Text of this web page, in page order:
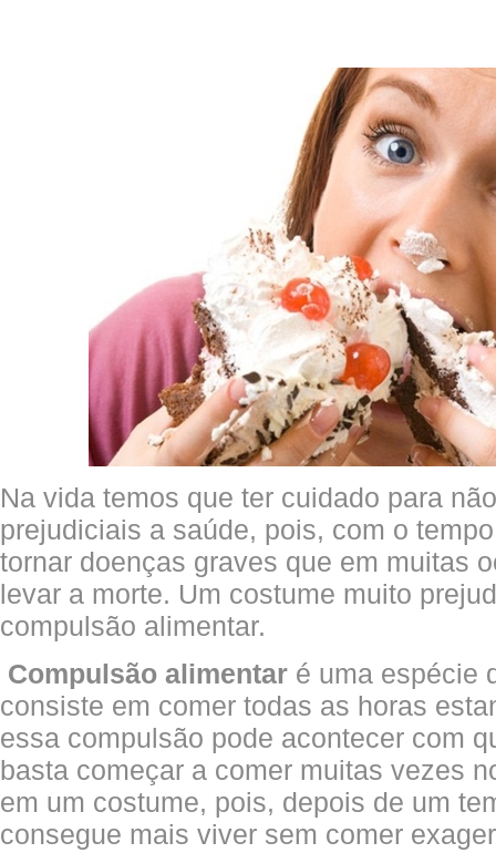
Na vida temos que ter cuidado para
prejudiciais a saúde, pois, com o
tornar doenças graves que em muitas
levar a morte. Um costume muito
compulsão alimentar.
Compulsão alimentar é uma espécie
consiste em comer todas as horas
essa compulsão pode acontecer com
basta começar a comer muitas vezes
em um costume, pois, depois de um
consegue mais viver sem comer